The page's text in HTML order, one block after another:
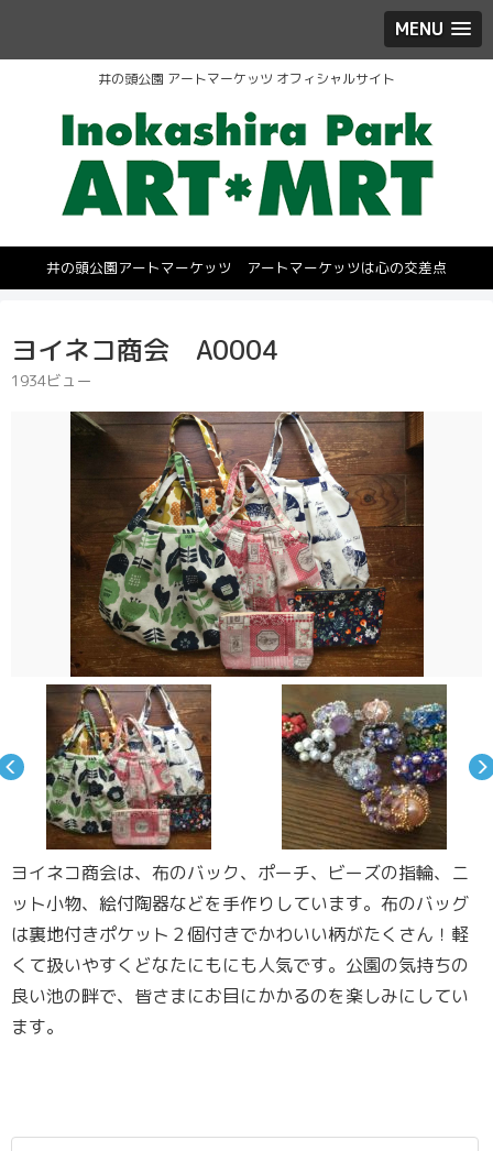
MENU
井の頭公園 アートマーケッツ オフィシャルサイト
井の頭公園アートマーケッツ アートマーケッツは心の交差点
ヨイネコ商会 A0004
1934ビュー
ヨイネコ商会は、布のバック、ポーチ、ビーズの指輪、ニ
ット小物、絵付陶器などを手作りしています。布のバッグ
は裏地付きポケット２個付きでかわいい柄がたくさん！軽
くて扱いやすくどなたにもにも人気です。公園の気持ちの
良い池の畔で、皆さまにお目にかかるのを楽しみにしてい
ます。